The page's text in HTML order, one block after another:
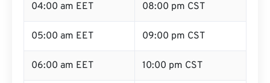
04:00 am EET 08:00 pm CST
05:00 am EET 09:00 pm CST
06:00 am EET 10:00 pm CST